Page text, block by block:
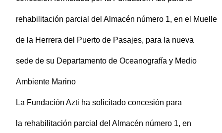
rehabilitación parcial del Almacén número 1, en el Muelle
de la Herrera del Puerto de Pasajes, para la nueva
sede de su Departamento de Oceanografía y Medio
Ambiente Marino
La Fundación Azti ha solicitado concesión para
la rehabilitación parcial del Almacén número 1, en